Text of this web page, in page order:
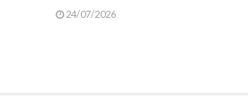
24/07/2026